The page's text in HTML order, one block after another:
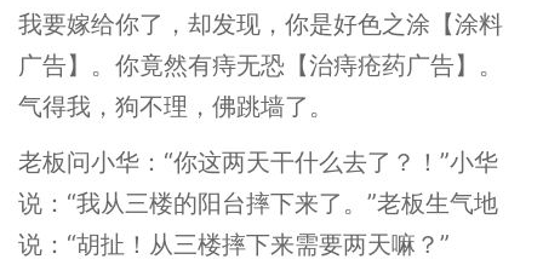
我要嫁给你了，却发现，你是好色之涂【涂料
广告】。你竟然有痔无恐【治痔疮药广告】。
气得我，狗不理，佛跳墙了。
老板问小华：“你这两天干什么去了？！”小华
说：“我从三楼的阳台摔下来了。”老板生气地
说：“胡扯！从三楼摔下来需要两天嘛？”